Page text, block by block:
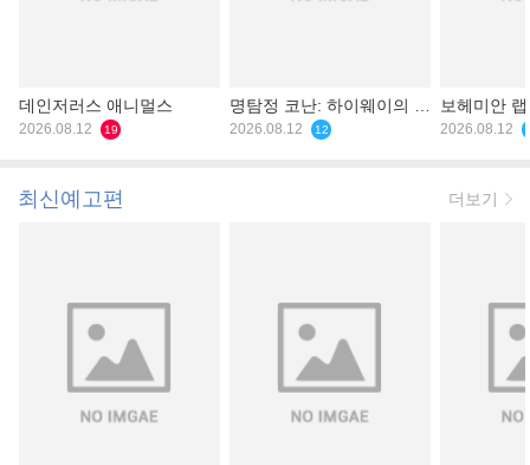
데인저러스 애니멀스
2026.08.12 19
명탐정 코난: 하이웨이의 타
천사
2026.08.12 12
보헤미안
2026.08.12
최신예고편 더보기